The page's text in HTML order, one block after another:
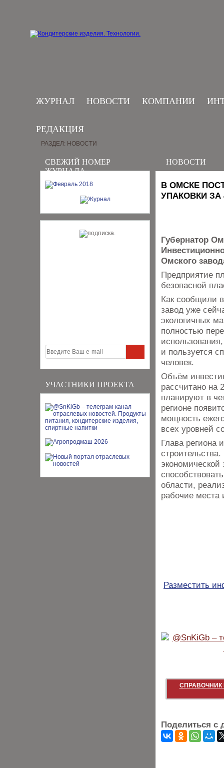
ЖУРНАЛ НОВОСТИ КОМПАНИИ
РЕДАКЦИЯ
СВЕЖИЙ НОМЕР
ЖУРНАЛА
УЧАСТНИКИ ПРОЕКТА
РАЗДЕЛ: НОВОСТИ
НОВОСТИ
В ОМСКЕ
УПАКОВКИ
Губернатор
Омского
Предприятие
безопасной
Как сообщили
завод уже
экологичных
полностью
и пользуется
человек.
Объём
рассчитано на
планируют в
регионе
мощность
всех уровней
Глава региона
области,
рабочие места
Разместить
СПРАВОЧНИК
Поделиться с